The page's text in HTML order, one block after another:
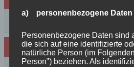
Archiv
Wir sind Mitglied in folgenden
a) personenbezogene Daten
Personenbezogene Daten sind
die sich auf eine identifizierte
natürliche Person (im
Person") beziehen. Als